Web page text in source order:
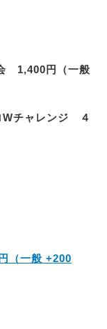
1,400円（一般
Wチャレンジ ４
（一般 +200